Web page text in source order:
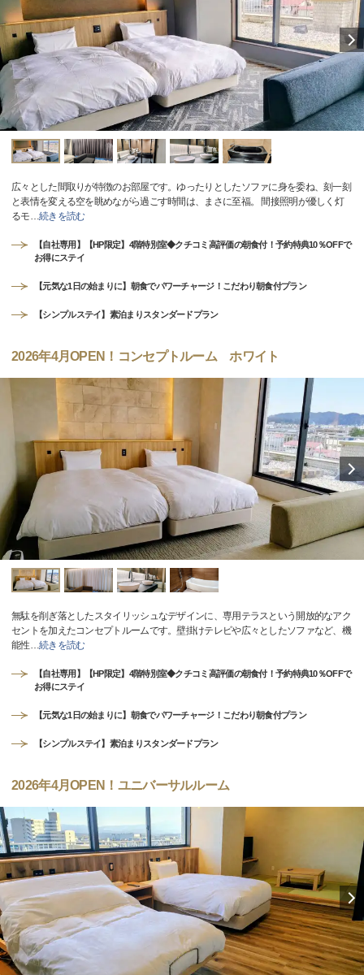
広々とした間取りが特徴のお部屋です。ゆったりとしたソファに身を委ね、刻一刻
と表情を変える空を眺めながら過ごす時間は、まさに至福。 間接照明が優しく灯
るモ…続きを読む
【自社専用】【HP限定】4階特別室◆クチコミ高評価の朝食付！予約特典10％OFFで
お得にステイ
【元気な1日の始まりに】朝食でパワーチャージ！こだわり朝食付プラン
【シンプルステイ】素泊まりスタンダードプラン
2026年4月OPEN！コンセプトルーム ホワイト
無駄を削ぎ落としたスタイリッシュなデザインに、専用テラスという開放的なアク
セントを加えたコンセプトルームです。壁掛けテレビや広々としたソファなど、機
能性…続きを読む
【自社専用】【HP限定】4階特別室◆クチコミ高評価の朝食付！予約特典10％OFFで
お得にステイ
【元気な1日の始まりに】朝食でパワーチャージ！こだわり朝食付プラン
【シンプルステイ】素泊まりスタンダードプラン
2026年4月OPEN！ユニバーサルルーム